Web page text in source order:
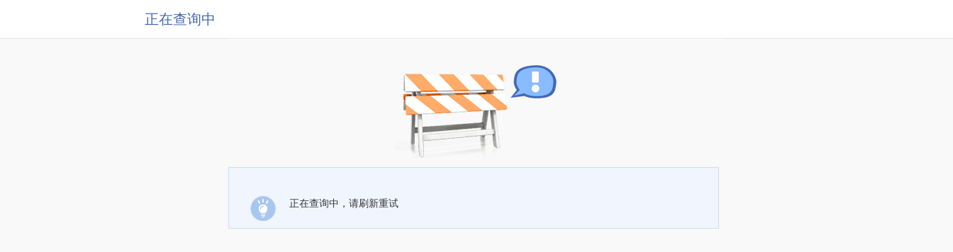
正在查询中
正在查询中，请刷新重试